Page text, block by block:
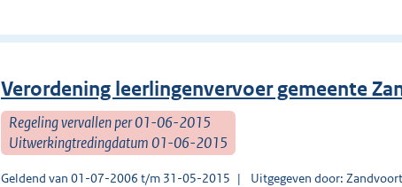
Verordening leerlingenvervoer gemeente
Regeling vervallen per 01-06-2015
Uitwerkingtredingdatum 01-06-2015
Geldend van 01-07-2006 t/m 31-05-2015 Uitgegeven door: Zandvoort